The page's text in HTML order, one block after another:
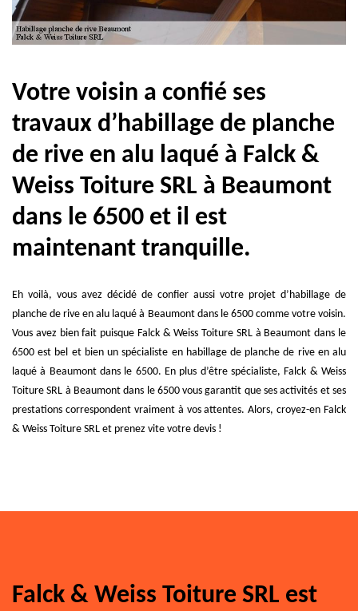
Votre voisin a confié ses
travaux d’habillage de planche
de rive en alu laqué à Falck &
Weiss Toiture SRL à Beaumont
dans le 6500 et il est
maintenant tranquille.
Eh voilà, vous avez décidé de confier aussi votre projet d’habillage de
planche de rive en alu laqué à Beaumont dans le 6500 comme votre voisin.
Vous avez bien fait puisque Falck & Weiss Toiture SRL à Beaumont dans le
6500 est bel et bien un spécialiste en habillage de planche de rive en alu
laqué à Beaumont dans le 6500. En plus d’être spécialiste, Falck & Weiss
Toiture SRL à Beaumont dans le 6500 vous garantit que ses activités et ses
prestations correspondent vraiment à vos attentes. Alors, croyez-en Falck
& Weiss Toiture SRL et prenez vite votre devis !
Falck & Weiss Toiture SRL est